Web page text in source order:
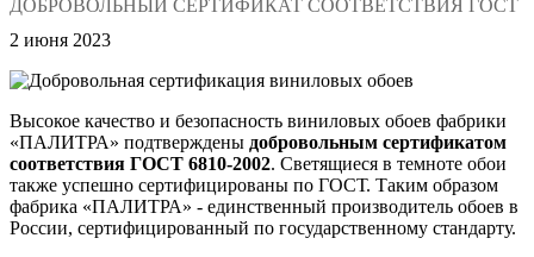
ДОБРОВОЛЬНЫЙ СЕРТИФИКАТ СООТВЕТСТВИЯ ГОСТ
2 июня 2023
Высокое качество и безопасность виниловых обоев фабрики
«ПАЛИТРА» подтверждены добровольным сертификатом
соответствия ГОСТ 6810-2002. Светящиеся в темноте обои
также успешно сертифицированы по ГОСТ. Таким образом
фабрика «ПАЛИТРА» - единственный производитель обоев в
России, сертифицированный по государственному стандарту.